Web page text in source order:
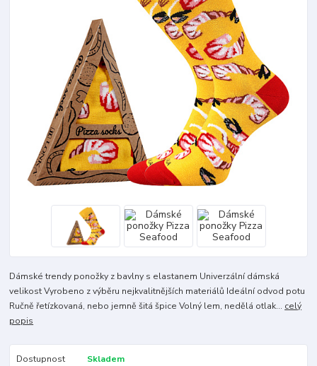
Dámské trendy ponožky z bavlny s elastanem Univerzální dámská
velikost Vyrobeno z výběru nejkvalitnějších materiálů Ideální odvod potu
Ručně řetízkovaná, nebo jemně šitá špice Volný lem, nedělá otlak... celý
popis
Dostupnost Skladem